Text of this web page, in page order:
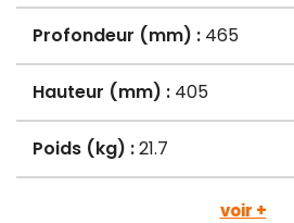
Profondeur (mm) : 465
Hauteur (mm) : 405
Poids (kg) :21.7
voir +